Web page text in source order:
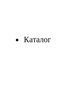
Каталог